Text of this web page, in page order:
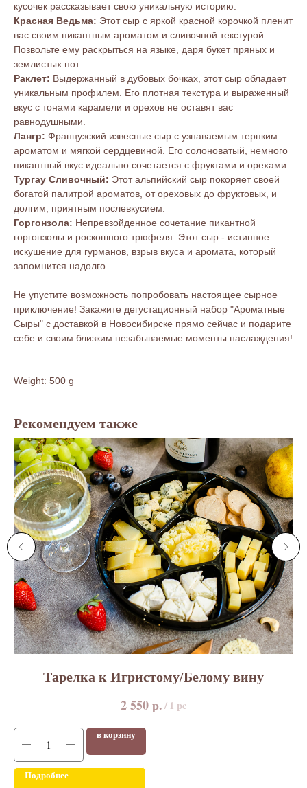
кусочек рассказывает свою уникальную историю:
Красная Ведьма: Этот сыр с яркой красной корочкой пленит
вас своим пикантным ароматом и сливочной текстурой.
Позвольте ему раскрыться на языке, даря букет пряных и
землистых нот.
Раклет: Выдержанный в дубовых бочках, этот сыр обладает
уникальным профилем. Его плотная текстура и выраженный
вкус с тонами карамели и орехов не оставят вас
равнодушными.
Лангр: Французский извесные сыр с узнаваемым терпким
ароматом и мягкой сердцевиной. Его солоноватый, немного
пикантный вкус идеально сочетается с фруктами и орехами.
Тургау Сливочный: Этот альпийский сыр покоряет своей
богатой палитрой ароматов, от ореховых до фруктовых, и
долгим, приятным послевкусием.
Горгонзола: Непревзойденное сочетание пикантной
горгонзолы и роскошного трюфеля. Этот сыр - истинное
искушение для гурманов, взрыв вкуса и аромата, который
запомнится надолго.
Не упустите возможность попробовать настоящее сырное
приключение! Закажите дегустационный набор "Ароматные
Сыры" с доставкой в Новосибирске прямо сейчас и подарите
себе и своим близким незабываемые моменты наслаждения!
Weight: 500 g
Рекомендуем также
Тарелка к Игристому/Белому вину
2 550р./1 pc
в корзину
Подробнее